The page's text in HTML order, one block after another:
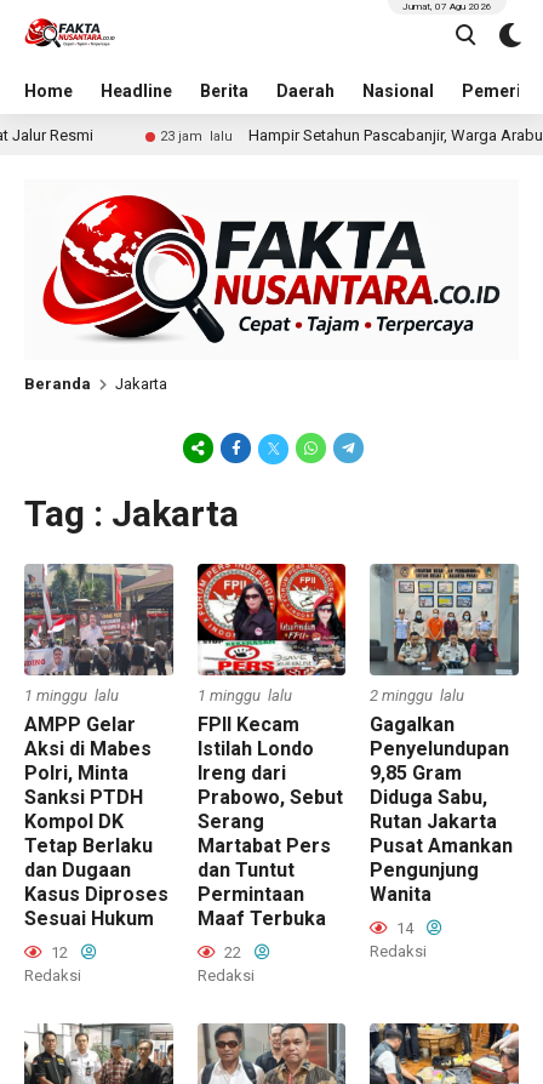
Home Headline Berita Daerah Nasional
Jumat, 07 Agu 2026
Resmi 23 jam lalu Hampir Setahun Pascabanjir, Warga
Beranda Jakarta
Tag : Jakarta
1 minggu lalu
AMPP Gelar
Aksi di Mabes
Polri, Minta
Sanksi PTDH
Kompol DK
Tetap Berlaku
dan Dugaan
Kasus Diproses
Sesuai Hukum
12
Redaksi
1 minggu lalu
FPII Kecam
Istilah Londo
Ireng dari
Prabowo, Sebut
Serang
Martabat Pers
dan Tuntut
Permintaan
Maaf Terbuka
22
Redaksi
2 minggu lalu
Gagalkan
Penyelundupan
9,85 Gram
Diduga Sabu,
Rutan Jakarta
Pusat Amankan
Pengunjung
Wanita
14
Redaksi